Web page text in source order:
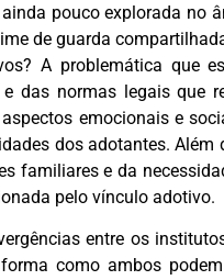
pouco explorada no
de guarda
A problemática que
das normas legais que
emocionais e
dos adotantes. Além
familiares e da
pelo vínculo adotivo.
entre os
como ambos